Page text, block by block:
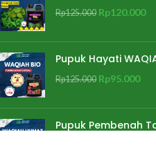
Rp125.000 Rp120.000
Pupuk Hayati
Rp125.000 Rp95.000
Pupuk Pembenah